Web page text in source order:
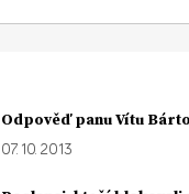
Odpověď panu Vítu
07. 10. 2013